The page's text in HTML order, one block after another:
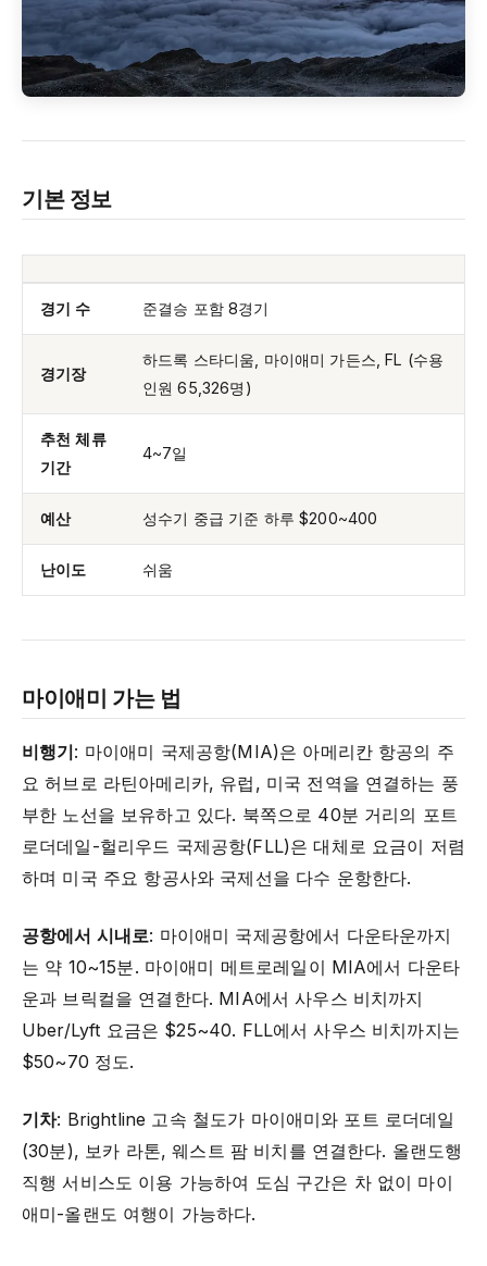
기본 정보
경기 수 준결승 포함 8경기
경기장
하드록 스타디움, 마이애미 가든스, FL (수용
인원 65,326명)
추천 체류
기간
4~7일
예산 성수기 중급 기준 하루 $200~400
난이도 쉬움
마이애미 가는 법
비행기: 마이애미 국제공항(MIA)은 아메리칸 항공의 주
요 허브로 라틴아메리카, 유럽, 미국 전역을 연결하는 풍
부한 노선을 보유하고 있다. 북쪽으로 40분 거리의 포트
로더데일-헐리우드 국제공항(FLL)은 대체로 요금이 저렴
하며 미국 주요 항공사와 국제선을 다수 운항한다.
공항에서 시내로: 마이애미 국제공항에서 다운타운까지
는 약 10~15분. 마이애미 메트로레일이 MIA에서 다운타
운과 브릭컬을 연결한다. MIA에서 사우스 비치까지
Uber/Lyft 요금은 $25~40. FLL에서 사우스 비치까지는
$50~70 정도.
기차: Brightline 고속 철도가 마이애미와 포트 로더데일
(30분), 보카 라톤, 웨스트 팜 비치를 연결한다. 올랜도행
직행 서비스도 이용 가능하여 도심 구간은 차 없이 마이
애미-올랜도 여행이 가능하다.